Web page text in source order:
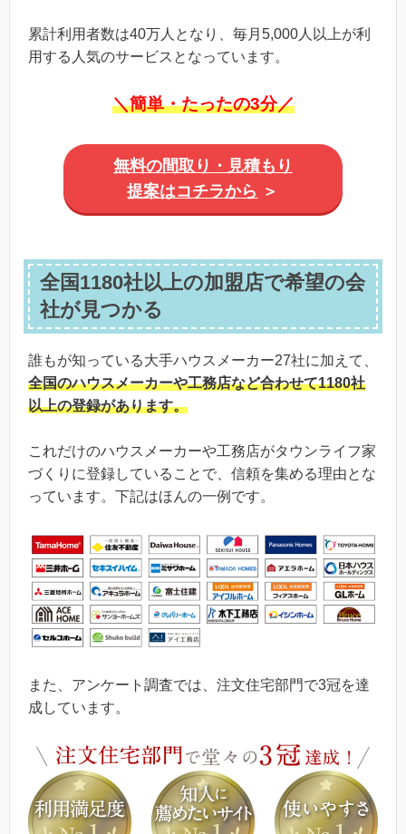
累計利用者数は40万人となり、毎月5,000人以上が利
用する人気のサービスとなっています。
＼簡単・たったの3分／
無料の間取り・見積もり
提案はコチラから ＞
全国1180社以上の加盟店で希望の会
社が見つかる
誰もが知っている大手ハウスメーカー27社に加えて、
全国のハウスメーカーや工務店など合わせて1180社
以上の登録があります。
これだけのハウスメーカーや工務店がタウンライフ家
づくりに登録していることで、信頼を集める理由とな
っています。下記はほんの一例です。
また、アンケート調査では、注文住宅部門で3冠を達
成しています。